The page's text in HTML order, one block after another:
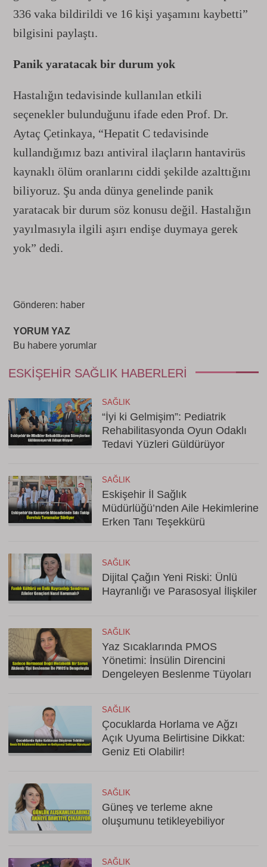
336 vaka bildirildi ve 16 kişi yaşamını kaybetti”
bilgisini paylaştı.
Panik yaratacak bir durum yok
Hastalığın tedavisinde kullanılan etkili
seçenekler bulunduğunu ifade eden Prof. Dr.
Aytaç Çetinkaya, “Hepatit C tedavisinde
kullandığımız bazı antiviral ilaçların hantavirüs
kaynaklı ölüm oranlarını ciddi şekilde azalttığını
biliyoruz. Şu anda dünya genelinde panik
yaratacak bir durum söz konusu değil. Hastalığın
yayılmasıyla ilgili aşırı endişe duymaya gerek
yok” dedi.
Gönderen: haber
YORUM YAZ
Bu habere yorumlar
ESKIŞEHIR SAĞLIK HABERLERI
SAĞLIK
“İyi ki Gelmişim”: Pediatrik
Rehabilitasyonda Oyun Odaklı
Tedavi Yüzleri Güldürüyor
SAĞLIK
Eskişehir İl Sağlık
Müdürlüğü’nden Aile Hekimlerine
Erken Tanı Teşekkürü
SAĞLIK
Dijital Çağın Yeni Riski: Ünlü
Hayranlığı ve Parasosyal İlişkiler
SAĞLIK
Yaz Sıcaklarında PMOS
Yönetimi: İnsülin Direncini
Dengeleyen Beslenme Tüyoları
SAĞLIK
Çocuklarda Horlama ve Ağzı
Açık Uyuma Belirtisine Dikkat:
Geniz Eti Olabilir!
SAĞLIK
Güneş ve terleme akne
oluşumunu tetikleyebiliyor
SAĞLIK